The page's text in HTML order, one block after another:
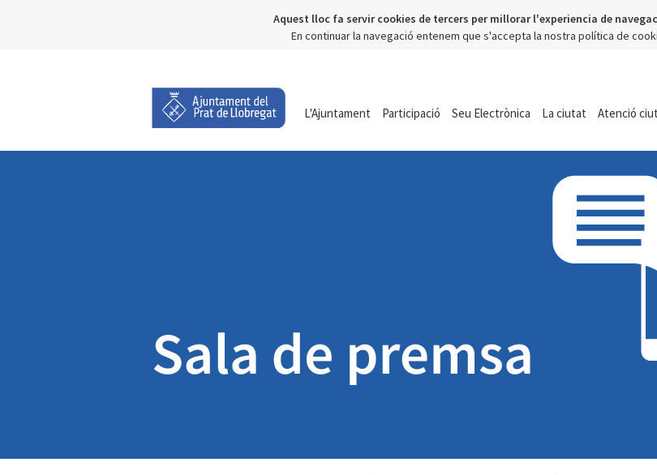
Aquest lloc fa servir cookies de tercers per millorar l'experiencia de
En continuar la navegació entenem que s'accepta la nostra política de
L'Ajuntament Participació Seu Electrònica La ciutat Atenció